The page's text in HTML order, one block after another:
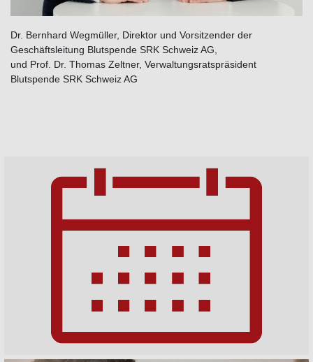
Dr. Bernhard Wegmüller, Direktor und Vorsitzender der
Geschäftsleitung Blutspende SRK Schweiz AG,
und Prof. Dr. Thomas Zeltner, Verwaltungsratspräsident
Blutspende SRK Schweiz AG